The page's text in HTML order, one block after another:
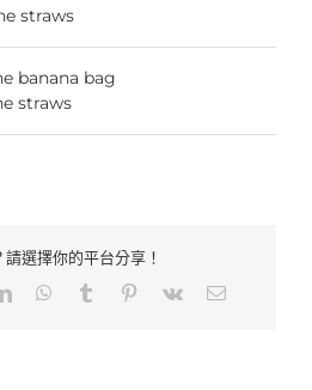
straws
banana bag
straws
選擇你的平台分享！
LinkedInWhatsApp
Tumblr Pinterest
Vk Email: